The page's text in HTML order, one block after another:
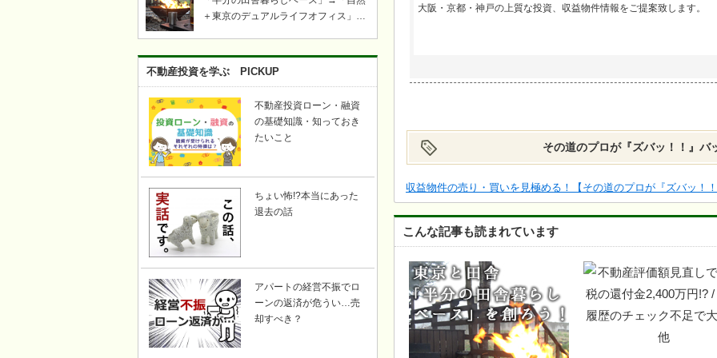
大阪・京都・神戸の上質な投資、収益物件情報をご提案致します。
その道のプロが『ズバッ！！』 バ
収益物件の売り・買いを見極める！【その道のプロが『ズバッ！
こんな記事も読まれています
＋東京のデュアルライフオフィス」
い自然豊かな川のそばで、上記キーワ
ードの不動産を探して｜KICHI6（キチ
ロク）
不動産投資を学ぶ PICKUP
不動産投資ローン・融資
の基礎知識・知っておき
たいこと
ちょい怖!?本当にあった
退去の話
アパートの経営不振でロ
ーンの返済が危うい…売
却すべき？